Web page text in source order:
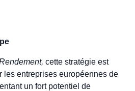
cette stratégie est
les entreprises européennes de
un fort potentiel de